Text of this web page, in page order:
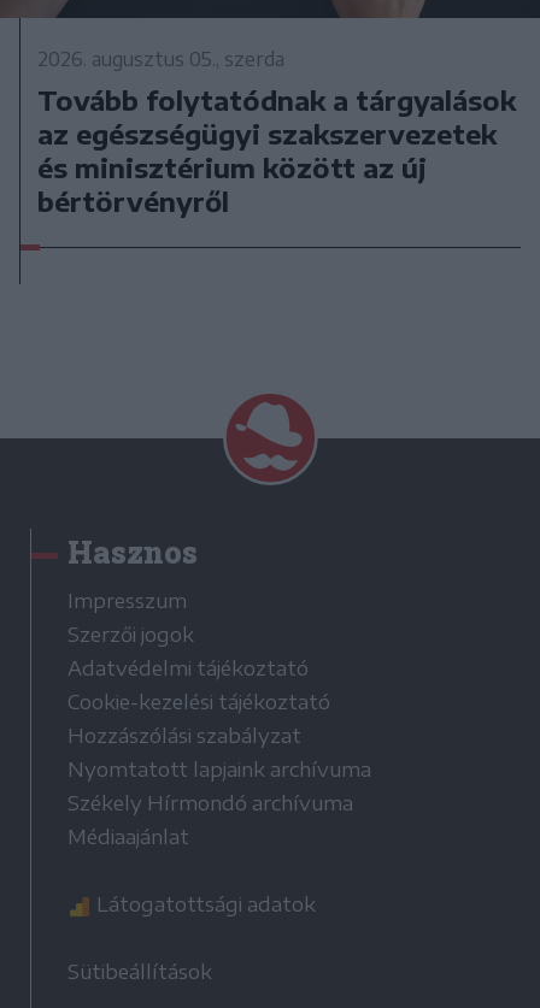
2026. augusztus 05., szerda
Tovább folytatódnak a tárgyalások
az egészségügyi szakszervezetek
és minisztérium között az új
bértörvényről
Hasznos
Impresszum
Szerzői jogok
Adatvédelmi tájékoztató
Cookie-kezelési tájékoztató
Hozzászólási szabályzat
Nyomtatott lapjaink archívuma
Székely Hírmondó archívuma
Médiaajánlat
Látogatottsági adatok
Sütibeállítások